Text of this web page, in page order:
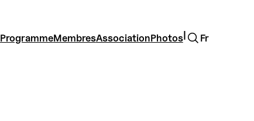
ProgrammeMembresAssociationPhotos
Rechercher
Fr